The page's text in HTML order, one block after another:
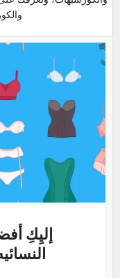
إليِكِ